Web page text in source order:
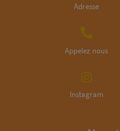
Adresse
Appelez nous
Instagram